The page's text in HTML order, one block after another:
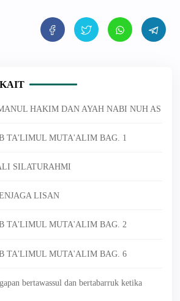
HAKIM DAN AYAH NABI NUH AS
TA'LIMUL MUTA'ALIM BAG. 1
SILATURAHMI
LISAN
TA'LIMUL MUTA'ALIM BAG. 2
TA'LIMUL MUTA'ALIM BAG. 6
bertawassul dan bertabarruk ketika